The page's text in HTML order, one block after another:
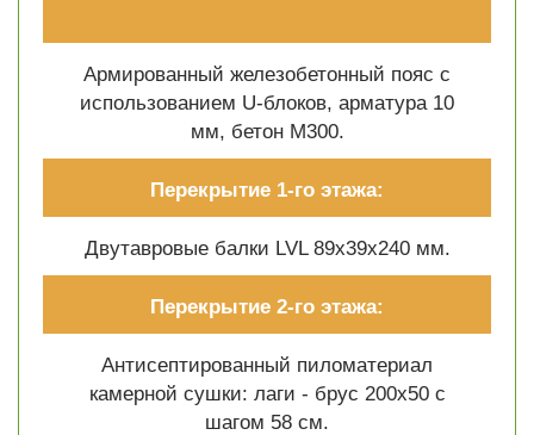
Армированный железобетонный пояс с
использованием U-блоков, арматура 10
мм, бетон М300.
Перекрытие 1-го этажа:
Двутавровые балки LVL 89х39х240 мм.
Перекрытие 2-го этажа:
Антисептированный пиломатериал
камерной сушки: лаги - брус 200х50 с
шагом 58 см.